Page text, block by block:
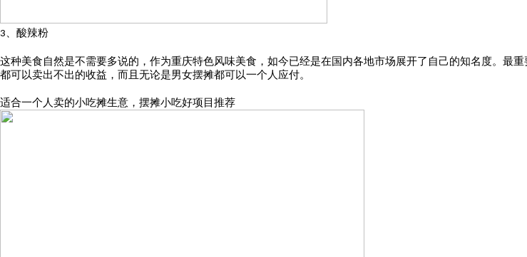
3 、酸辣粉
这种美食自然是不需要多说的，作为重庆特色风味美食，如今已经是在国内各地市场展开了自己的知名度。最
都可以卖出不出的收益，而且无论是男女摆摊都可以一个人应付。
适合一个人卖的小吃摊生意，摆摊小吃好项目推荐